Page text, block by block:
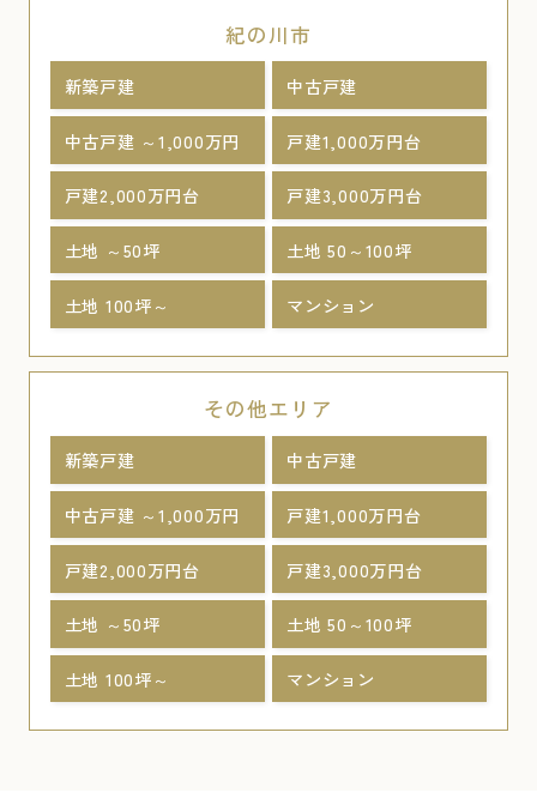
紀の川市
新築戸建 中古戸建
中古戸建 ～1,000万円 戸建1,000万円台
戸建2,000万円台 戸建3,000万円台
土地 ～50坪 土地 50～100坪
土地 100坪～ マンション
その他エリア
新築戸建 中古戸建
中古戸建 ～1,000万円 戸建1,000万円台
戸建2,000万円台 戸建3,000万円台
土地 ～50坪 土地 50～100坪
土地 100坪～ マンション